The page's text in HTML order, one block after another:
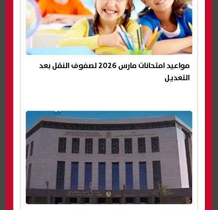
مواعيد امتحانات مارس 2026 لصفوف النقل بعد
التعديل